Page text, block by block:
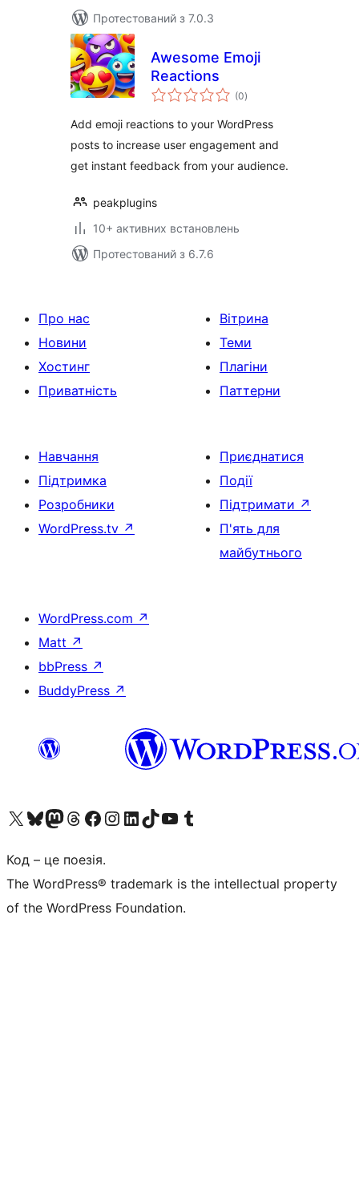
Протестований з 7.0.3
Awesome Emoji
Reactions
(0загальний
рейтинг
)
Add emoji reactions to your WordPress
posts to increase user engagement and
get instant feedback from your audience.
peakplugins
10+ активних встановлень
Протестований з 6.7.6
Про нас
Новини
Хостинг
Приватність
Вітрина
Теми
Плагіни
Паттерни
Навчання
Підтримка
Розробники
WordPress.tv ↗
Приєднатися
Події
Підтримати ↗
П'ять для
майбутнього
WordPress.com ↗
Matt ↗
bbPress ↗
BuddyPress ↗
Visit our X (formerly Twitter) account
Visit our Bluesky account
Завітайте до нашої стрічки в Mastodon
Visit our Threads account
Завітайте на нашу сторінку в Facebook
Visit our Instagram account
Visit our LinkedIn account
Visit our TikTok account
Visit our YouTube channel
Visit our Tumblr account
Код – це поезія.
The WordPress® trademark is the intellectual property
of the WordPress Foundation.